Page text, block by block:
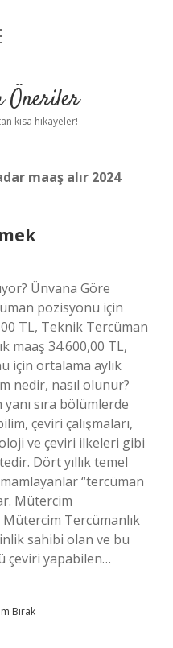
Öneriler
kısa hikayeler!
maaş alır 2024
Ünvana Göre
pozisyonu için
TL, Teknik Tercüman
maaş 34.600,00 TL,
için ortalama aylık
nedir, nasıl olunur?
sıra bölümlerde
çeviri çalışmaları,
ve çeviri ilkeleri gibi
Dört yıllık temel
“tercüman
Mütercim
Tercümanlık
sahibi olan ve bu
çeviri yapabilen…
Bırak